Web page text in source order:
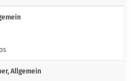
Allgemein